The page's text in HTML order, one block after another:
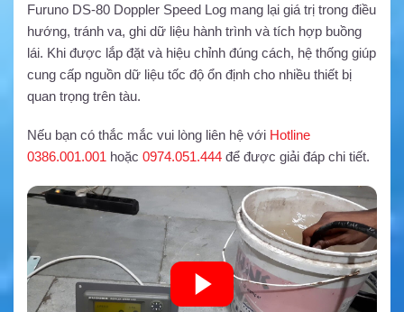
Furuno DS-80 Doppler Speed Log mang lại giá trị trong điều
hướng, tránh va, ghi dữ liệu hành trình và tích hợp buồng
lái. Khi được lắp đặt và hiệu chỉnh đúng cách, hệ thống giúp
cung cấp nguồn dữ liệu tốc độ ổn định cho nhiều thiết bị
quan trọng trên tàu.
Nếu bạn có thắc mắc vui lòng liên hệ với Hotline
0386.001.001 hoặc 0974.051.444 để được giải đáp chi tiết.